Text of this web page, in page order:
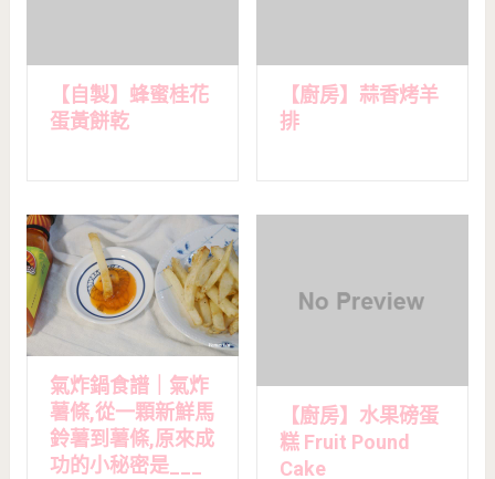
【自製】蜂蜜桂花
蛋黃餅乾
【廚房】蒜香烤羊
排
氣炸鍋食譜｜氣炸
薯條,從一顆新鮮馬
鈴薯到薯條,原來成
功的小秘密是___
【廚房】水果磅蛋
糕 Fruit Pound
Cake